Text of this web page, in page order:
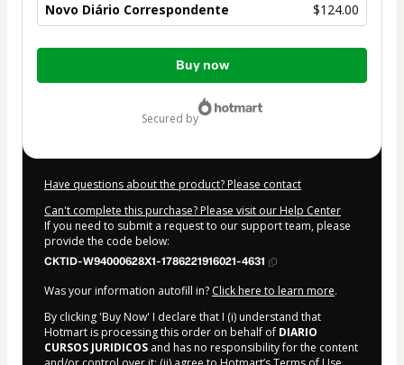
Novo Diário Correspondente $124.00
Total
Buy now
secured by
Have questions about the product? Please contact
Can't complete this purchase? Please visit our Help Center
If you need to submit a request to our support team, please
provide the code below:
CKTID-W94000628X1-1786221916021-4631
Was your information autofill in? Click here to learn more.
By clicking 'Buy Now' I declare that I (i) understand that
Hotmart is processing this order on behalf of DIARIO
CURSOS JURIDICOS and has no responsibility for the content